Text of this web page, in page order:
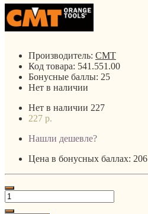
Производитель: CMT
Код товара: 541.551.00
Бонусные баллы: 25
Нет в наличии
Нет в наличии 227
227 р.
Нашли дешевле?
Цена в бонусных баллах: 206